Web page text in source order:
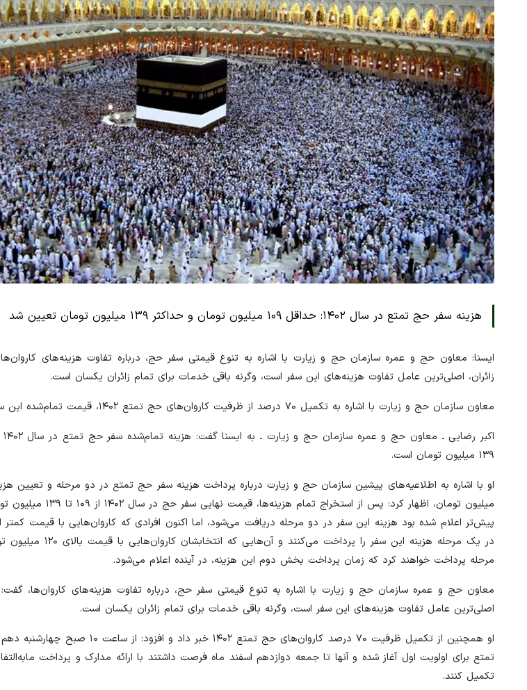
هزینه سفر حج تمتع در سال ۱۴۰۲: حداقل ۱۰۹ میلیون تومان و حداکثر ۱۳۹ میلیون تومان تعیین شد
ایسنا: معاون حج و عمره سازمان حج و زیارت با اشاره به تنوع قیمتی سفر حج، درباره تفاوت هزینه‌های
زائران، اصلی‌ترین عامل تفاوت هزینه‌های این سفر است، وگرنه باقی خدمات برای تمام زائران یکسان است.
معاون سازمان حج و زیارت با اشاره به تکمیل ۷۰ درصد از ظرفیت کاروان‌های حج تمتع ۱۴۰۲، قیمت تمام‌شده این سفر را اعلام کرد.
۱۳۹ میلیون تومان است.
میلیون تومان، اظهار کرد:
در یک مرحله هزینه این سفر
مرحله پرداخت خواهند کرد که زمان پرداخت بخش دوم این هزینه، در آینده اعلام می‌شود.
معاون حج و عمره سازمان حج و زیارت با اشاره به تنوع قیمتی سفر حج، درباره تفاوت هزینه‌های کاروان‌ها،
اصلی‌ترین عامل تفاوت هزینه‌های این سفر است، وگرنه باقی خدمات برای تمام زائران یکسان است.
او همچنین از تکمیل ظرفیت ۷۰ درصد کاروان‌های
تمتع برای اولویت اول آغاز شده و آنها تا جمعه دوازدهم اسفند ماه فرصت داشتند با ارائه مدارک و پرداخت
تکمیل کنند.